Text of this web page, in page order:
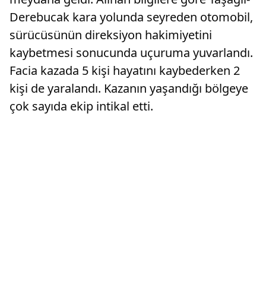
Derebucak kara yolunda seyreden otomobil,
sürücüsünün direksiyon hakimiyetini
kaybetmesi sonucunda uçuruma yuvarlandı.
Facia kazada 5 kişi hayatını kaybederken 2
kişi de yaralandı. Kazanın yaşandığı bölgeye
çok sayıda ekip intikal etti.